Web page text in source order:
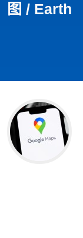
图 / Earth